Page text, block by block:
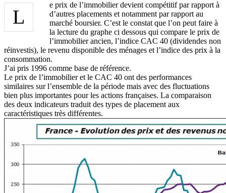
L
e prix de l’immobilier devient compétitif par rapport à
d’autres placements et notamment par rapport au
marché boursier. C’est le constat que l’on peut faire à
la lecture du graphe ci dessous qui compare le prix de
l’immobilier ancien, l’indice CAC 40 (dividendes non
réinvestis), le revenu disponible des ménages et l’indice des prix à la
consommation.
J’ai pris 1996 comme base de référence.
Le prix de l’immobilier et le CAC 40 ont des performances
similaires sur l’ensemble de la période mais avec des fluctuations
bien plus importantes pour les actions françaises. La comparaison
des deux indicateurs traduit des types de placement aux
caractéristiques très différentes.